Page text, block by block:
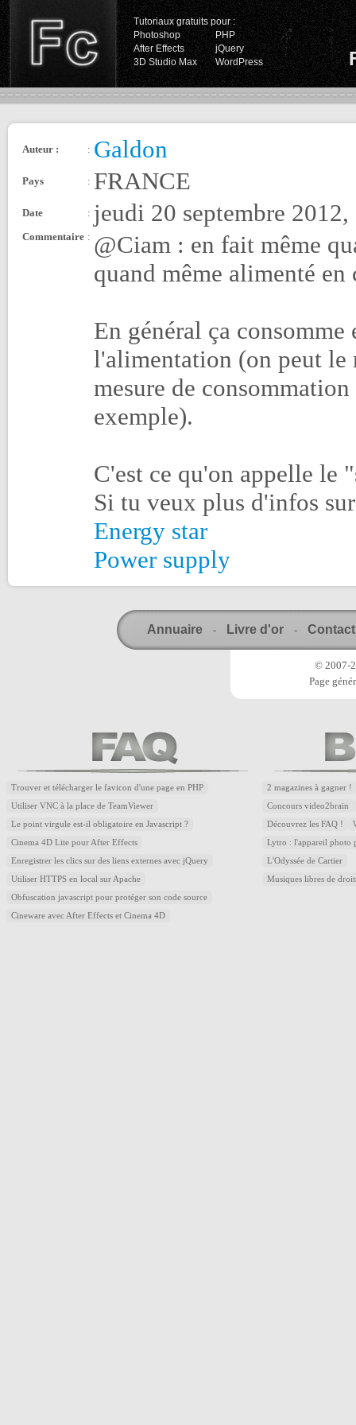
Tutoriaux gratuits pour :
Photoshop
PHP
After Effects
jQuery
3D Studio Max
WordPress
Auteur : : Galdon
Pays : FRANCE
Date : jeudi 20 septembre
Commentaire : @Ciam : en fait même
quand même alimenté
En général ça
l'alimentation (on peut le
mesure de
exemple).
C'est ce qu'on appelle le
Si tu veux plus d'infos
Energy star
Power supply
Annuaire - Livre d'or - Contact
© 2007-
Page
Trouver et télécharger le favicon d'une page en PHP
Utiliser VNC à la place de TeamViewer
Le point virgule est-il obligatoire en Javascript ?
Cinema 4D Lite pour After Effects
Enregistrer les clics sur des liens externes avec jQuery
Utiliser HTTPS en local sur Apache
Obfuscation javascript pour protéger son code source
Cineware avec After Effects et Cinema 4D
2 magazines à gagner !
Concours video2brain
Découvrez les FAQ !
Lytro : l'appareil photo
L'Odyssée de Cartier
Musiques libres de